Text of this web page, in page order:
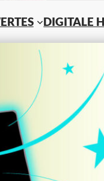
DIGITALE